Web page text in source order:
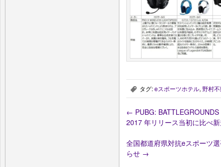
, タグ:eスポーツホテル, 野村
← PUBG:
2017 年リリース当初に比べ
全国都道府県対抗eスポーツ
らせ →